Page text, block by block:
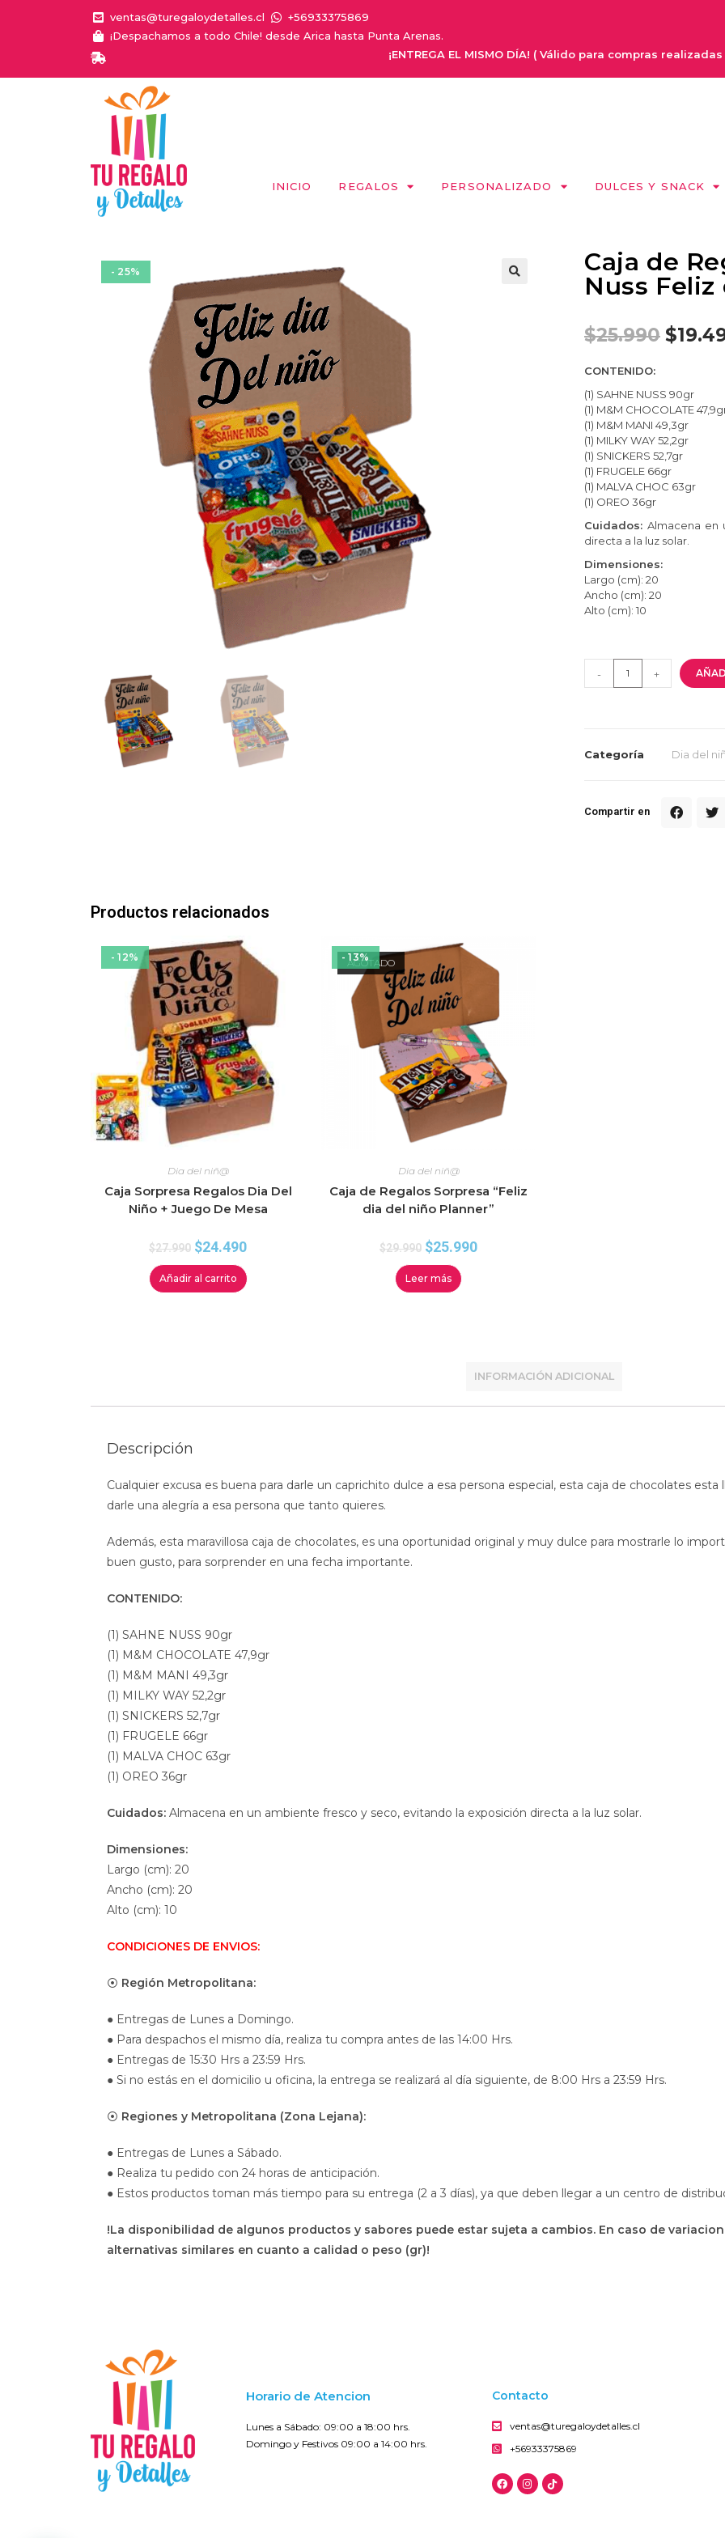
ventas@turegaloydetalles.cl
+56933375869
¡Despachamos a todo Chile! desde Arica hasta Punta Arenas.
¡ENTREGA EL MISMO DÍA! ( Válido para compras realizadas
INICIO REGALOS PERSONALIZADO DULCES Y SNACK
- 25%
Caja de
Nuss
$25.990 $
CONTENIDO:
(1) SAHNE NUSS 90gr
(1) M&M CHOCOLATE
(1) M&M MANI 49,3gr
(1) MILKY WAY 52,2gr
(1) SNICKERS 52,7gr
(1) FRUGELE 66gr
(1) MALVA CHOC 63gr
(1) OREO 36gr
Cuidados:Almacena en
directa a la luz solar.
Dimensiones:
Largo (cm): 20
Ancho (cm): 20
Alto (cm): 10
- +
Categoría Dia del
Compartir en
Productos relacionados
- 12%
Dia del niñ@
Caja Sorpresa Regalos Dia Del
Niño + Juego De Mesa
$27.990 $24.490
Añadir al carrito
AGOTADO
- 13%
Dia del niñ@
Caja de Regalos Sorpresa “Feliz
dia del niño Planner”
$29.990 $25.990
Leer más
INFORMACIÓN ADICIONAL
Descripción
Cualquier excusa es buena para darle un caprichito dulce a esa persona especial, esta caja de chocolates
darle una alegría a esa persona que tanto quieres.
Además, esta maravillosa caja de chocolates, es una oportunidad original y muy dulce para mostrarle lo
buen gusto, para sorprender en una fecha importante.
CONTENIDO:
(1) SAHNE NUSS 90gr
(1) M&M CHOCOLATE 47,9gr
(1) M&M MANI 49,3gr
(1) MILKY WAY 52,2gr
(1) SNICKERS 52,7gr
(1) FRUGELE 66gr
(1) MALVA CHOC 63gr
(1) OREO 36gr
Cuidados: Almacena en un ambiente fresco y seco, evitando la exposición directa a la luz solar.
Dimensiones:
Largo (cm): 20
Ancho (cm): 20
Alto (cm): 10
CONDICIONES DE ENVIOS:
⦿ Región Metropolitana:
● Entregas de Lunes a Domingo.
● Para despachos el mismo día, realiza tu compra antes de las 14:00 Hrs.
● Entregas de 15:30 Hrs a 23:59 Hrs.
● Si no estás en el domicilio u oficina, la entrega se realizará al día siguiente, de 8:00 Hrs a 23:59 Hrs.
⦿ Regiones y Metropolitana (Zona Lejana):
● Entregas de Lunes a Sábado.
● Realiza tu pedido con 24 horas de anticipación.
● Estos productos toman más tiempo para su entrega (2 a 3 días), ya que deben llegar a un centro de
!La disponibilidad de algunos productos y sabores puede estar sujeta a cambios. En caso de
alternativas similares en cuanto a calidad o peso (gr)!
Horario de Atencion
Lunes a Sábado: 09:00 a 18:00 hrs.
Domingo y Festivos 09:00 a 14:00 hrs.
Contacto
ventas@turegaloydetalles.cl
+56933375869